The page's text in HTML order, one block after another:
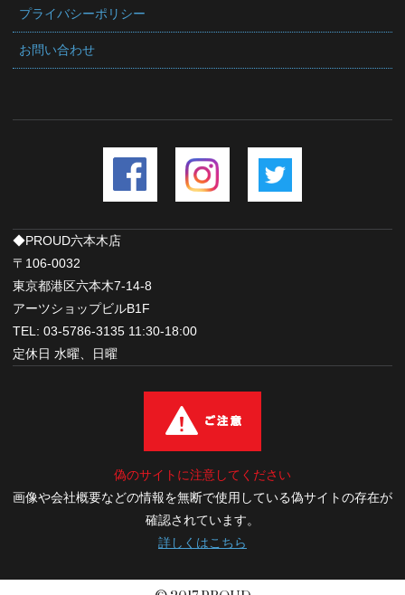
プライバシーポリシー
お問い合わせ
◆PROUD六本木店
〒106-0032
東京都港区六本木7-14-8
アーツショップビルB1F
TEL: 03-5786-3135 11:30-18:00
定休日 水曜、日曜
偽のサイトに注意してください
画像や会社概要などの情報を無断で使用している偽サイトの存在が
確認されています。
詳しくはこちら